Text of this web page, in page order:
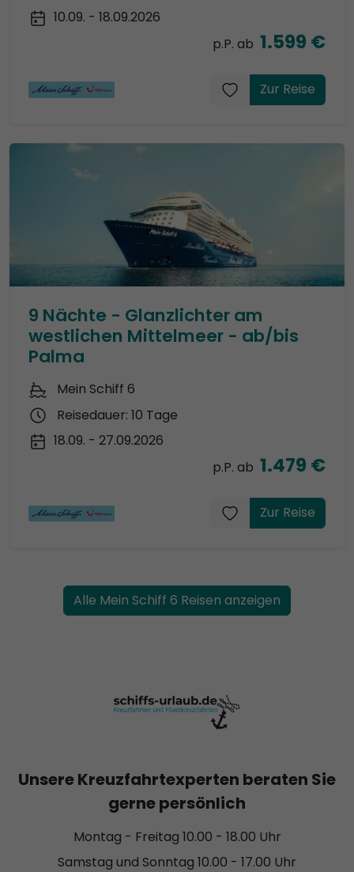
10.09. - 18.09.2026
p.P. ab 1.599 €
Zur Reise
9 Nächte - Glanzlichter am
westlichen Mittelmeer - ab/bis
Palma
Mein Schiff 6
Reisedauer: 10 Tage
18.09. - 27.09.2026
p.P. ab 1.479 €
Zur Reise
Alle Mein Schiff 6 Reisen anzeigen
Unsere Kreuzfahrtexperten beraten Sie
gerne persönlich
Montag - Freitag 10.00 - 18.00 Uhr
Samstag und Sonntag 10.00 - 17.00 Uhr